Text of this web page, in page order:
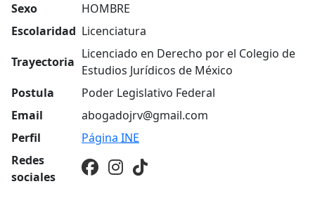
Sexo
HOMBRE
Escolaridad Licenciatura
Trayectoria
Licenciado en Derecho por el Colegio de
Estudios Jurídicos de México
Postula
Poder Legislativo Federal
Email
abogadojrv@gmail.com
Perfil
Página INE
Redes
sociales